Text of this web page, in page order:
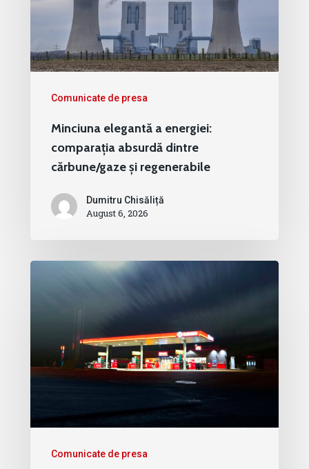
Comunicate de presa
Minciuna elegantă a energiei:
comparația absurdă dintre
cărbune/gaze și regenerabile
Dumitru Chisăliță
August 6, 2026
Comunicate de presa